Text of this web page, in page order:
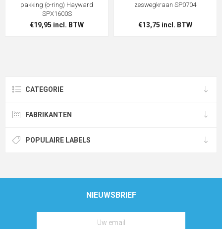
pakking (o-ring) Hayward
SPX1600S
€19,95 incl. BTW
zeswegkraan SP0704
€13,75 incl. BTW
CATEGORIE
FABRIKANTEN
POPULAIRE LABELS
NIEUWSBRIEF